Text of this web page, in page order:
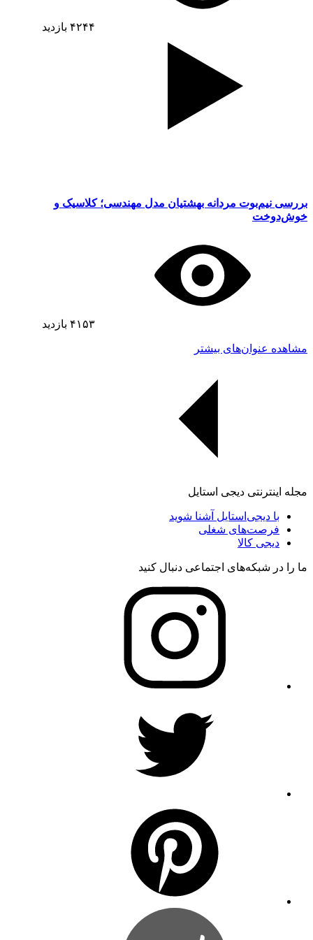
۴۲۴۴ بازدید
بررسی نیم‌بوت مردانه بهشتیان مدل مهندسی؛ کلاسیک و
خوش‌دوخت
۴۱۵۳ بازدید
مشاهده عنوان‌های بیشتر
مجله اینترنتی دیجی استایل
با دیجی‌استایل آشنا شوید
فرصت‌های شغلی
دیجی کالا
ما را در شبکه‌های اجتماعی دنبال کنید